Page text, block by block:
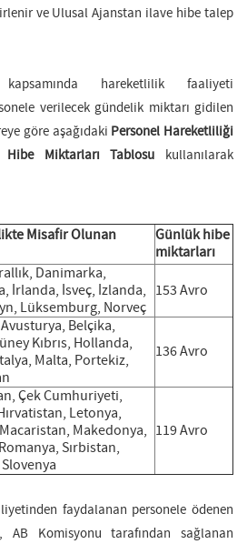
ve Ulusal Ajanstan ilave hibe talep
hareketlilik faaliyeti
verilecek gündelik miktarı gidilen
göre aşağıdaki Personel Hareketliliği
Miktarları Tablosu kullanılarak
Misafir Olunan
Günlük hibe
miktarları
Danimarka,
İrlanda, İsveç, İzlanda,
Lüksemburg, Norveç
153 Avro
Belçika,
Kıbrıs, Hollanda,
Malta, Portekiz,
136 Avro
Çek Cumhuriyeti,
Letonya,
Makedonya,
Sırbistan,
119 Avro
faydalanan personele ödenen
AB Komisyonu tarafından sağlanan